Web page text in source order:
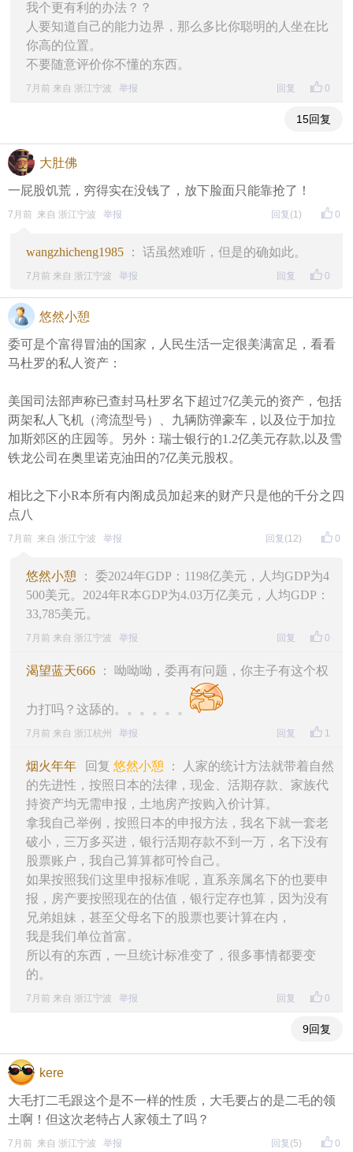
我个更有利的办法？？
人要知道自己的能力边界，那么多比你聪明的人坐在比
你高的位置。
不要随意评价你不懂的东西。
0
7月前 来自 浙江宁波 举报 回复
15回复
大肚佛
一屁股饥荒，穷得实在没钱了，放下脸面只能靠抢了！
0
7月前 来自 浙江宁波 举报 回复 (1)
wangzhicheng1985 ： 话虽然难听，但是的确如此。
0
7月前 来自 浙江宁波 举报 回复
悠然小憩
委可是个富得冒油的国家，人民生活一定很美满富足，看看
马杜罗的私人资产：
美国司法部声称已查封马杜罗名下超过7亿美元的资产，包括
两架私人飞机（湾流型号）、九辆防弹豪车，以及位于加拉
加斯郊区的庄园等。另外：瑞士银行的1.2亿美元存款,以及雪
铁龙公司在奥里诺克油田的7亿美元股权。
相比之下小R本所有内阁成员加起来的财产只是他的千分之四
点八
0
7月前 来自 浙江宁波 举报 回复 (12)
悠然小憩 ： 委2024年GDP：1198亿美元，人均GDP为4
500美元。2024年R本GDP为4.03万亿美元，人均GDP：
33,785美元。
0
7月前 来自 浙江宁波 举报 回复
渴望蓝天666 ： 呦呦呦，委再有问题，你主子有这个权
力打吗？这舔的。。。。。。
1
7月前 来自 浙江杭州 举报 回复
烟火年年 回复 悠然小憩 ： 人家的统计方法就带着自然
的先进性，按照日本的法律，现金、活期存款、家族代
持资产均无需申报，土地房产按购入价计算。
拿我自己举例，按照日本的申报方法，我名下就一套老
破小，三万多买进，银行活期存款不到一万，名下没有
股票账户，我自己算算都可怜自己。
如果按照我们这里申报标准呢，直系亲属名下的也要申
报，房产要按照现在的估值，银行定存也算，因为没有
兄弟姐妹，甚至父母名下的股票也要计算在内，
我是我们单位首富。
所以有的东西，一旦统计标准变了，很多事情都要变
的。
0
7月前 来自 浙江宁波 举报 回复
9回复
kere
大毛打二毛跟这个是不一样的性质，大毛要占的是二毛的领
土啊！但这次老特占人家领土了吗？
0
7月前 来自 浙江宁波 举报 回复 (5)